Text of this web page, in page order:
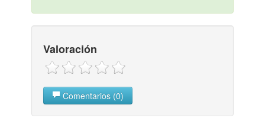
Valoración
Comentarios (0)